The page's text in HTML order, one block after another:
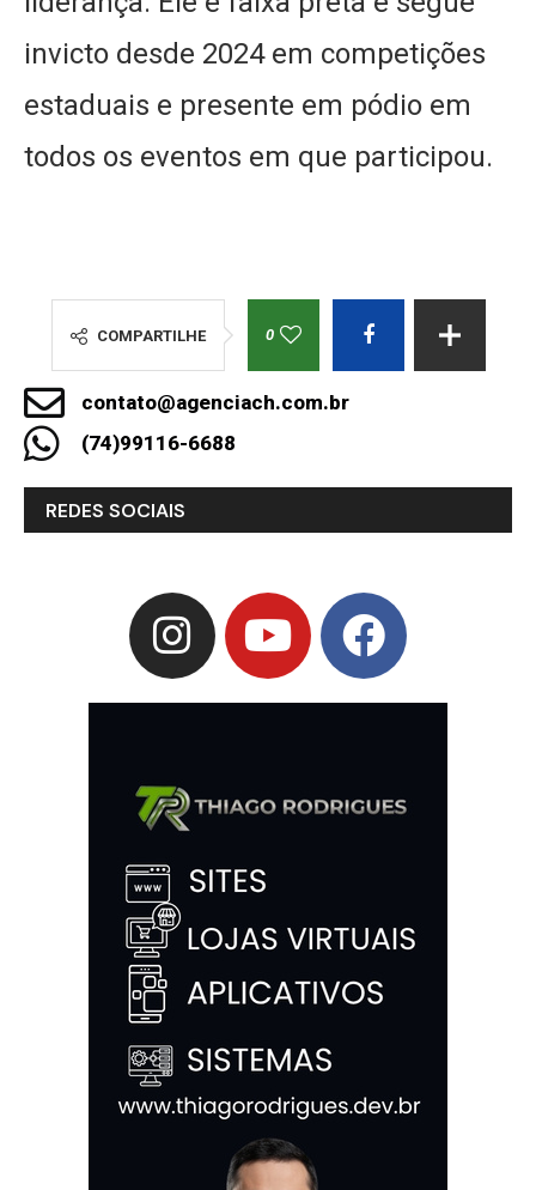
invicto desde 2024 em competições
estaduais e presente em pódio em
todos os eventos em que participou.
COMPARTILHE 0
contato@agenciach.com.br
(74)99116-6688
REDES SOCIAIS